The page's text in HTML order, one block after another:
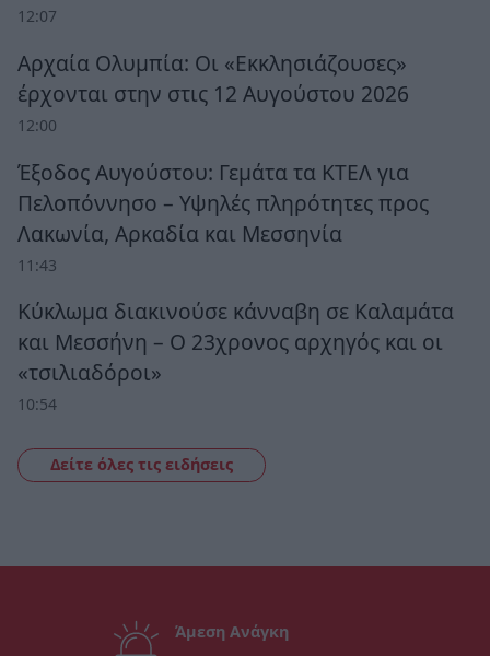
12:07
Αρχαία Ολυμπία: Οι «Εκκλησιάζουσες»
έρχονται στην στις 12 Αυγούστου 2026
12:00
Έξοδος Αυγούστου: Γεμάτα τα ΚΤΕΛ για
Πελοπόννησο – Υψηλές πληρότητες προς
Λακωνία, Αρκαδία και Μεσσηνία
11:43
Κύκλωμα διακινούσε κάνναβη σε Καλαμάτα
και Μεσσήνη – Ο 23χρονος αρχηγός και οι
«τσιλιαδόροι»
10:54
Δείτε όλες τις ειδήσεις
Άμεση Ανάγκη